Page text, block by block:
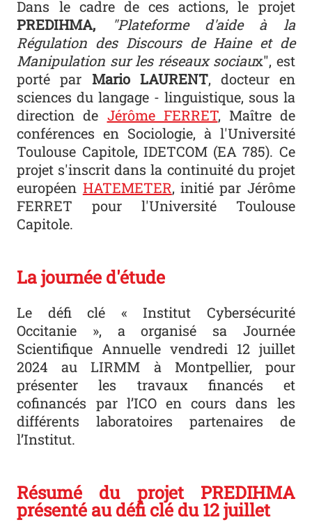
Dans le cadre de ces actions, le projet
PREDIHMA,
"Plateforme d'aide à la
Régulation des Discours de Haine et de
Manipulation sur les réseaux sociaux", est
porté par Mario LAURENT, docteur en
sciences du langage - linguistique, sous la
direction de Jérôme FERRET, Maître de
conférences en Sociologie, à l'Université
Toulouse Capitole, IDETCOM (EA 785). Ce
projet s'inscrit dans la continuité du projet
européen HATEMETER, initié par Jérôme
FERRET pour l'Université Toulouse
Capitole.
La journée d'étude
Le défi clé « Institut Cybersécurité
Occitanie », a organisé sa Journée
Scientifique Annuelle vendredi 12 juillet
2024 au LIRMM à Montpellier, pour
présenter les travaux financés et
cofinancés par l’ICO en cours dans les
différents laboratoires partenaires de
l’Institut.
Résumé du projet PREDIHMA
présenté au défi clé du 12 juillet